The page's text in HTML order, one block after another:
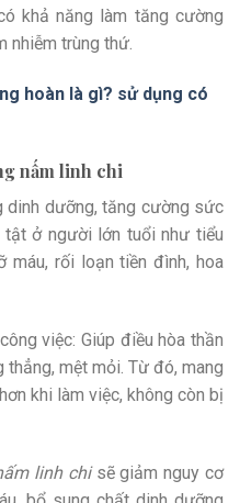
khả năng làm tăng cường
nhiễm trùng thứ.
hoàn là gì? sử dụng có
nấm linh chi
dinh dưỡng, tăng cường sức
tật ở người lớn tuổi như tiểu
máu, rối loạn tiền đình, hoa
việc: Giúp điều hòa thần
mệt mỏi. Từ đó, mang
khi làm việc, không còn bị
linh chisẽ giảm nguy cơ